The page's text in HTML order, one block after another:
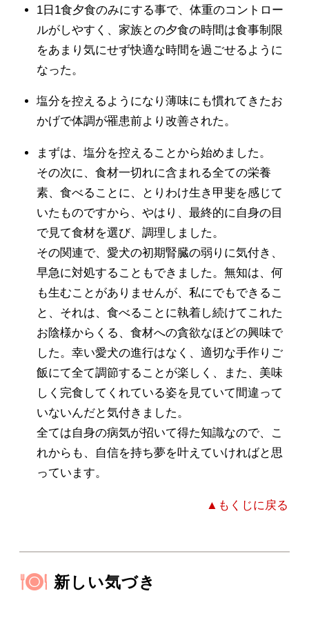
1日1食夕食のみにする事で、体重のコントロー
ルがしやすく、家族との夕食の時間は食事制限
をあまり気にせず快適な時間を過ごせるように
なった。
塩分を控えるようになり薄味にも慣れてきたお
かげで体調が罹患前より改善された。
まずは、塩分を控えることから始めました。
その次に、食材一切れに含まれる全ての栄養
素、食べることに、とりわけ生き甲斐を感じて
いたものですから、やはり、最終的に自身の目
で見て食材を選び、調理しました。
その関連で、愛犬の初期腎臓の弱りに気付き、
早急に対処することもできました。無知は、何
も生むことがありませんが、私にでもできるこ
と、それは、食べることに執着し続けてこれた
お陰様からくる、食材への貪欲なほどの興味で
した。幸い愛犬の進行はなく、適切な手作りご
飯にて全て調節することが楽しく、また、美味
しく完食してくれている姿を見ていて間違って
いないんだと気付きました。
全ては自身の病気が招いて得た知識なので、こ
れからも、自信を持ち夢を叶えていければと思
っています。
▲もくじに戻る
新しい気づき